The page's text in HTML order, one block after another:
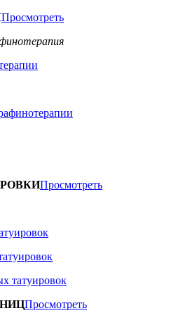
Просмотреть
Просмотреть
татуировок
Просмотреть